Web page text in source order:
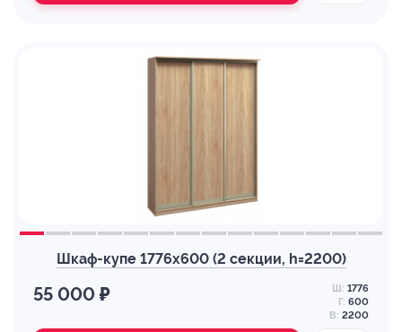
Шкаф-купе 1776х600 (2 секции, h=2200)
55 000 ₽ Ш: 1776
Г: 600
В: 2200